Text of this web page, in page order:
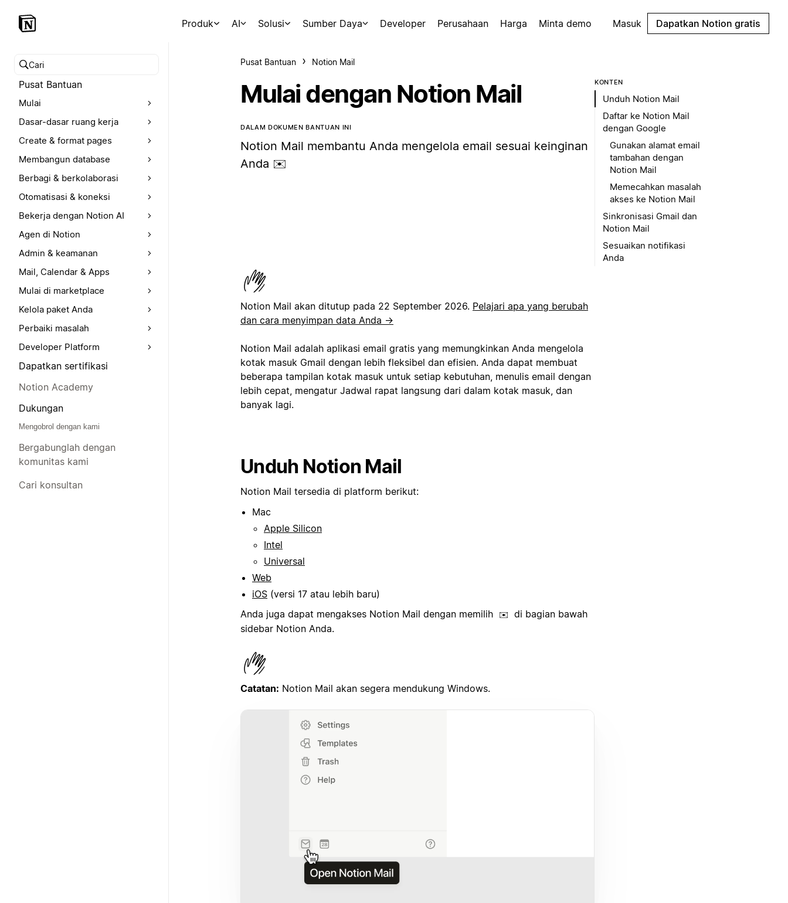
Produk AI Solusi Sumber Daya Developer Perusahaan Harga Minta demo Masuk Dapatkan Notion gratis
Cari pusat bantuan
Pusat Bantuan
Mulai
Dasar-dasar ruang kerja
Create & format pages
Membangun database
Berbagi & berkolaborasi
Otomatisasi & koneksi
Bekerja dengan Notion AI
Agen di Notion
Admin & keamanan
Mail, Calendar & Apps
Mulai di marketplace
Kelola paket Anda
Perbaiki masalah
Developer Platform
Dapatkan sertifikasi
Notion Academy
Dukungan
Mengobrol dengan kami
Bergabunglah dengan
komunitas kami
Cari konsultan
Pusat Bantuan Notion Mail
Mulai dengan Notion Mail
DALAM DOKUMEN BANTUAN INI
Notion Mail membantu Anda mengelola email sesuai keinginan
Anda ✉️
Notion Mail akan ditutup pada 22 September 2026. Pelajari apa yang berubah
dan cara menyimpan data Anda →
Notion Mail adalah aplikasi email gratis yang memungkinkan Anda mengelola
kotak masuk Gmail dengan lebih fleksibel dan efisien. Anda dapat membuat
beberapa tampilan kotak masuk untuk setiap kebutuhan, menulis email dengan
lebih cepat, mengatur Jadwal rapat langsung dari dalam kotak masuk, dan
banyak lagi.
Unduh Notion Mail
Notion Mail tersedia di platform berikut:
Mac
Apple Silicon
Intel
Universal
Web
iOS (versi 17 atau lebih baru)
Anda juga dapat mengakses Notion Mail dengan memilih
✉️
di bagian bawah
sidebar Notion Anda.
Catatan: Notion Mail akan segera mendukung Windows.
KONTEN
Unduh Notion Mail
Daftar ke Notion Mail
dengan Google
Gunakan alamat email
tambahan dengan
Notion Mail
Memecahkan masalah
akses ke Notion Mail
Sinkronisasi Gmail dan
Notion Mail
Sesuaikan notifikasi
Anda